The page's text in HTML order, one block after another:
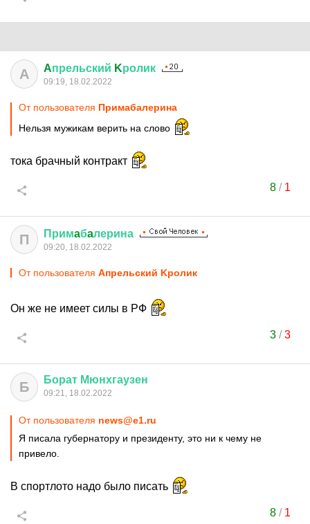
A Aпрельский Kролик
09:19, 18.02.2022
От пользователя Примaбaлерина
Нельзя мужикам верить на слово
тока брачный контракт
8/ 1
П Примaбaлерина
09:20, 18.02.2022
От пользователя Aпрельский Kролик
Он же не имеет силы в РФ
3/3
Б Борат Мюнхгаузен
09:21, 18.02.2022
От пользователя news@e1.ru
Я писала губернатору и президенту, это ни к чему не
привело.
В спортлото надо было писать
8/ 1